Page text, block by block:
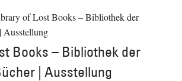
of Lost Books – Bibliothek der
Ausstellung
Books – Bibliothek der
| Ausstellung